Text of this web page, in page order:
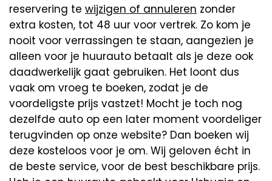
reservering te wijzigen of annuleren zonder
extra kosten, tot 48 uur voor vertrek. Zo kom je
nooit voor verrassingen te staan, aangezien je
alleen voor je huurauto betaalt als je deze ook
daadwerkelijk gaat gebruiken. Het loont dus
vaak om vroeg te boeken, zodat je de
voordeligste prijs vastzet! Mocht je toch nog
dezelfde auto op een later moment voordeliger
terugvinden op onze website? Dan boeken wij
deze kosteloos voor je om. Wij geloven écht in
de beste service, voor de best beschikbare prijs.